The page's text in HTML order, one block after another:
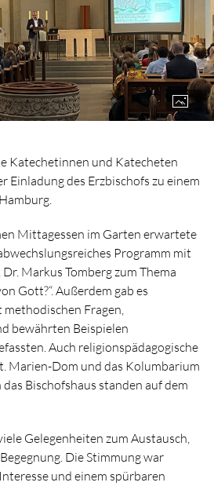
Katechetinnen und Katecheten
Einladung des Erzbischofs zu einem
Mittagessen im Garten erwartete
Programm mit
Markus Tomberg zum Thema
Gott?“. Außerdem gab es
Fragen,
bewährten Beispielen
Auch religionspädagogische
Marien-Dom und das Kolumbarium
Bischofshaus standen auf dem
Gelegenheiten zum Austausch,
Die Stimmung war
und einem spürbaren